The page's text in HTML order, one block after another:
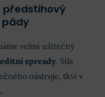
předstihový
pády
velmi užitečný
spready. Síla
nástroje, tkví v
.